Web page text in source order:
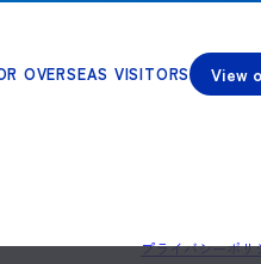
OVERSEAS VISITORS View
プライバシーポリ